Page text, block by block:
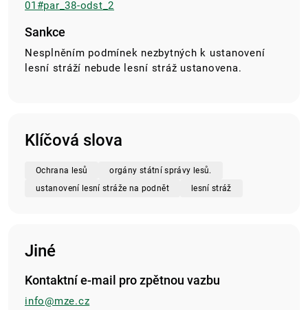
01#par_38-odst_2
Sankce
Nesplněním podmínek nezbytných k ustanovení
lesní stráží nebude lesní stráž ustanovena.
Klíčová slova
Ochrana lesů
orgány státní správy lesů.
ustanovení lesní stráže na podnět
lesní stráž
Jiné
Kontaktní e-mail pro zpětnou vazbu
info@mze.cz